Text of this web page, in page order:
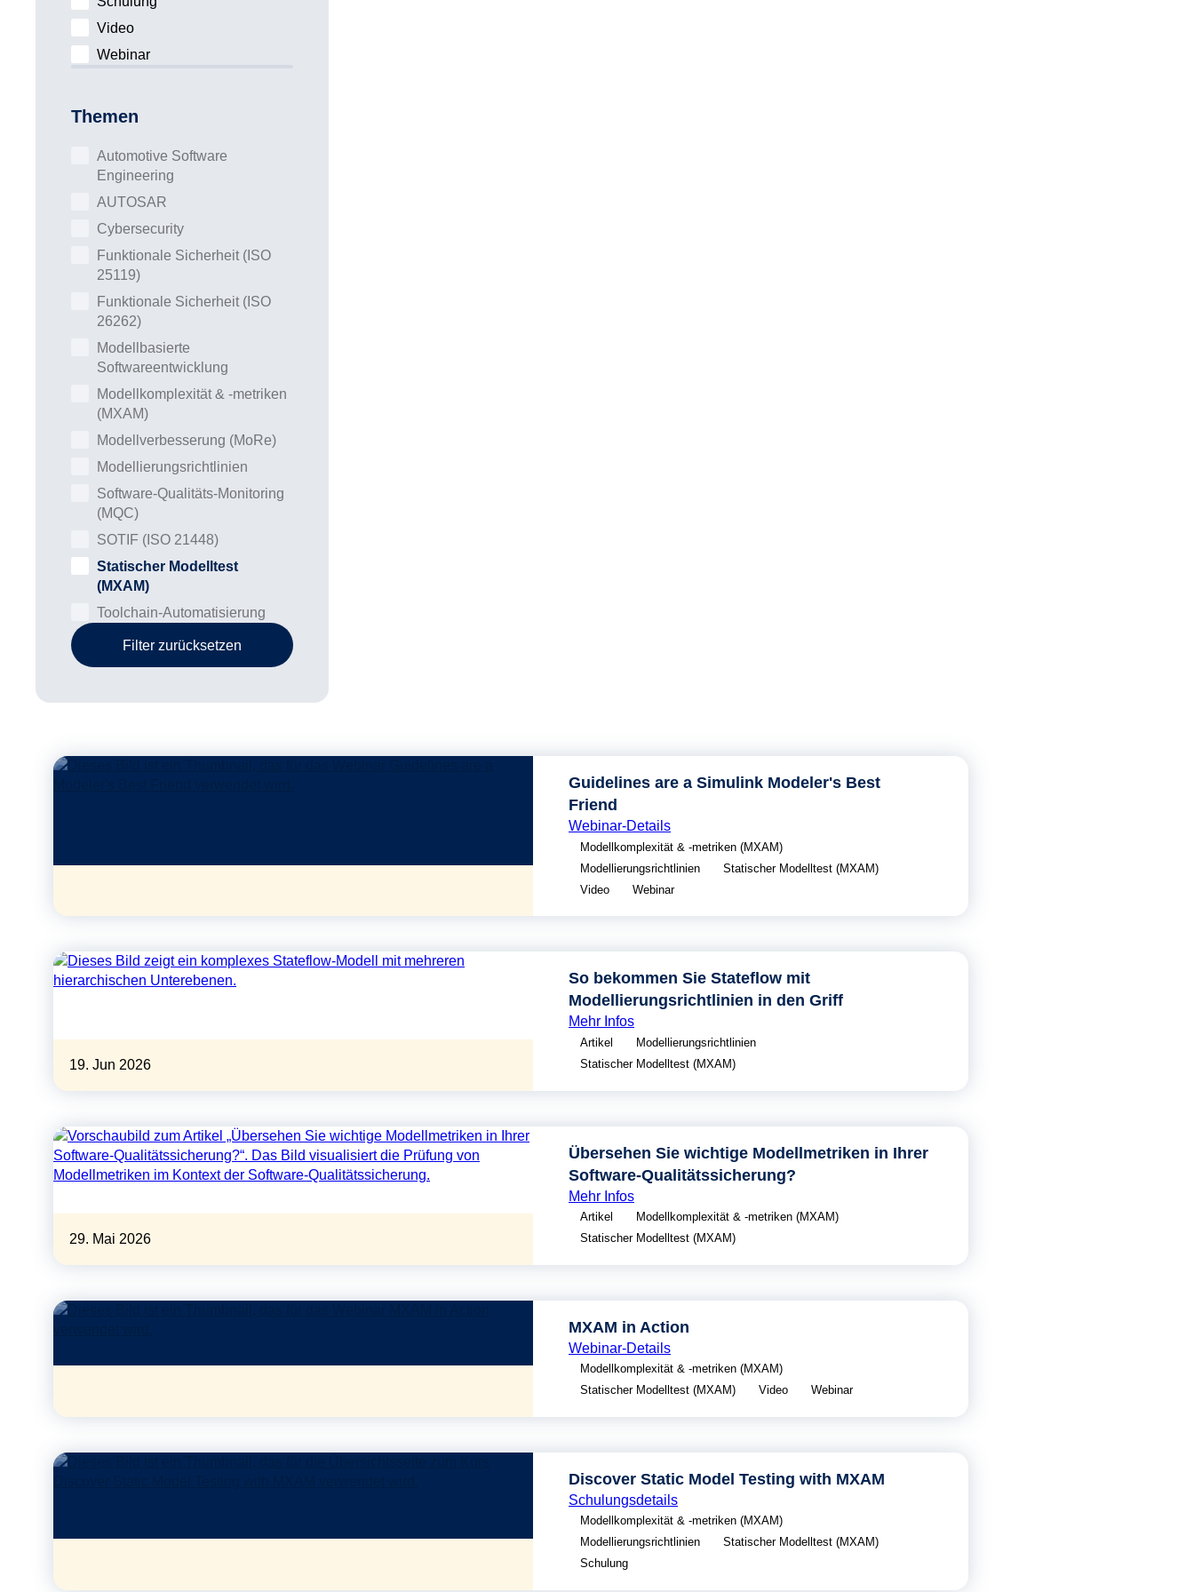
Video
Webinar
Themen
Automotive Software
Engineering
AUTOSAR
Cybersecurity
Funktionale Sicherheit (ISO
25119)
Funktionale Sicherheit (ISO
26262)
Modellbasierte
Softwareentwicklung
Modellkomplexität & -metriken
(MXAM)
Modellverbesserung (MoRe)
Modellierungsrichtlinien
Software-Qualitäts-Monitoring
(MQC)
SOTIF (ISO 21448)
Statischer Modelltest
(MXAM)
Toolchain-Automatisierung
Filter zurücksetzen
Guidelines are a Simulink Modeler's Best
Friend
Webinar-Details
Modellkomplexität & -metriken (MXAM)
Modellierungsrichtlinien
Statischer Modelltest (MXAM)
Video
Webinar
19. Jun 2026
So bekommen Sie Stateflow mit
Modellierungsrichtlinien in den Griff
Mehr Infos
Artikel
Modellierungsrichtlinien
Statischer Modelltest (MXAM)
29. Mai 2026
Übersehen Sie wichtige Modellmetriken in Ihrer
Software-Qualitätssicherung?
Mehr Infos
Artikel
Modellkomplexität & -metriken (MXAM)
Statischer Modelltest (MXAM)
MXAM in Action
Webinar-Details
Modellkomplexität & -metriken (MXAM)
Statischer Modelltest (MXAM)
Video Webinar
Discover Static Model Testing with MXAM
Schulungsdetails
Modellkomplexität & -metriken (MXAM)
Modellierungsrichtlinien
Statischer Modelltest (MXAM)
Schulung